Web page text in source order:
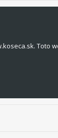
Toto